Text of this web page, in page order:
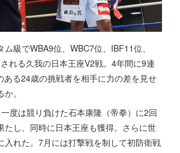
級でWBA9位、WBC7位、IBF11位、
れる久我の日本王座V2戦。4年間に9連
ある24歳の挑戦者を相手に力の差を見せ
。
度は競り負けた石本康隆（帝拳）に2回
たし、同時に日本王座も獲得。さらに世
入れた。7月には打撃戦を制して初防衛戦